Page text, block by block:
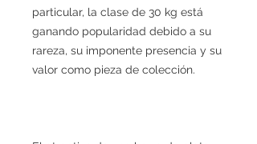
particular, la clase de 30 kg está
ganando popularidad debido a su
rareza, su imponente presencia y su
valor como pieza de colección.